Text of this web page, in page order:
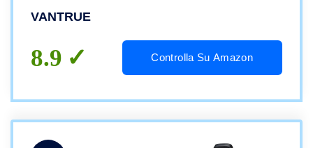
del parcheggio 24 ore con Doppio Sistema
512G
VANTRUE
8.9 Controlla Su Amazon